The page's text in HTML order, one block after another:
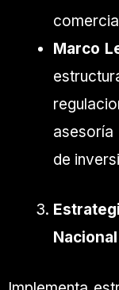
Marco
de